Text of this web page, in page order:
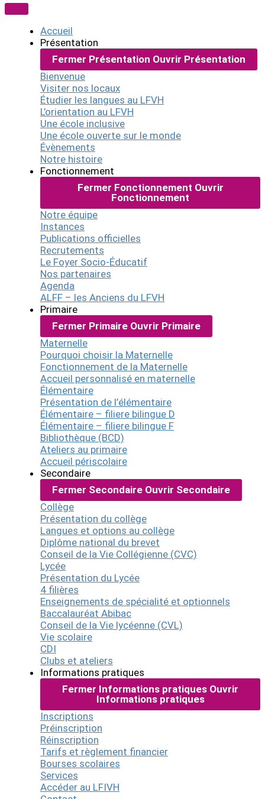
Accueil
Présentation
Fermer Présentation Ouvrir Présentation
Bienvenue
Visiter nos locaux
Étudier les langues au LFVH
L’orientation au LFVH
Une école inclusive
Une école ouverte sur le monde
Évènements
Notre histoire
Fonctionnement
Fermer Fonctionnement Ouvrir
Fonctionnement
Notre équipe
Instances
Publications officielles
Recrutements
Le Foyer Socio-Éducatif
Nos partenaires
Agenda
ALFF – les Anciens du LFVH
Primaire
Fermer Primaire Ouvrir Primaire
Maternelle
Pourquoi choisir la Maternelle
Fonctionnement de la Maternelle
Accueil personnalisé en maternelle
Élémentaire
Présentation de l’élémentaire
Élémentaire – filiere bilingue D
Élémentaire – filiere bilingue F
Bibliothèque (BCD)
Ateliers au primaire
Accueil périscolaire
Secondaire
Fermer Secondaire Ouvrir Secondaire
Collège
Présentation du collège
Langues et options au collège
Diplôme national du brevet
Conseil de la Vie Collégienne (CVC)
Lycée
Présentation du Lycée
4 filières
Enseignements de spécialité et optionnels
Baccalauréat Abibac
Conseil de la Vie lycéenne (CVL)
Vie scolaire
CDI
Clubs et ateliers
Informations pratiques
Fermer Informations pratiques Ouvrir
Informations pratiques
Inscriptions
Préinscription
Réinscription
Tarifs et règlement financier
Bourses scolaires
Services
Accéder au LFIVH